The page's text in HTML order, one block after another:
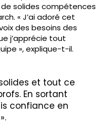
solides compétences
« J’ai adoré cet
des besoins des
j’apprécie tout
», explique-t-il.
et tout ce
En sortant
confiance en